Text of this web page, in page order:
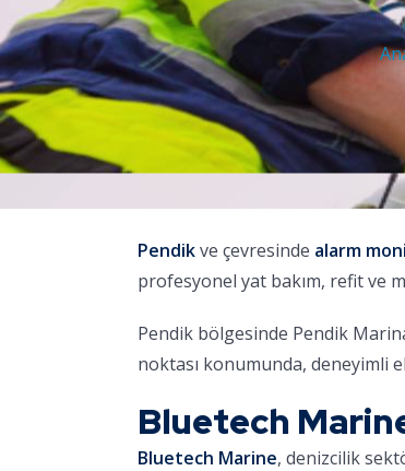
Pendikve çevresinde alarm
profesyonel yat bakım, refit ve
Pendik bölgesinde Pendik
noktası konumunda, deneyimli
Bluetech
Bluetech Marine, denizcilik